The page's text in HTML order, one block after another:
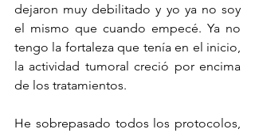
dejaron muy debilitado y yo ya no soy
el mismo que cuando empecé. Ya no
tengo la fortaleza que tenía en el inicio,
la actividad tumoral creció por encima
de los tratamientos.
He sobrepasado todos los protocolos,